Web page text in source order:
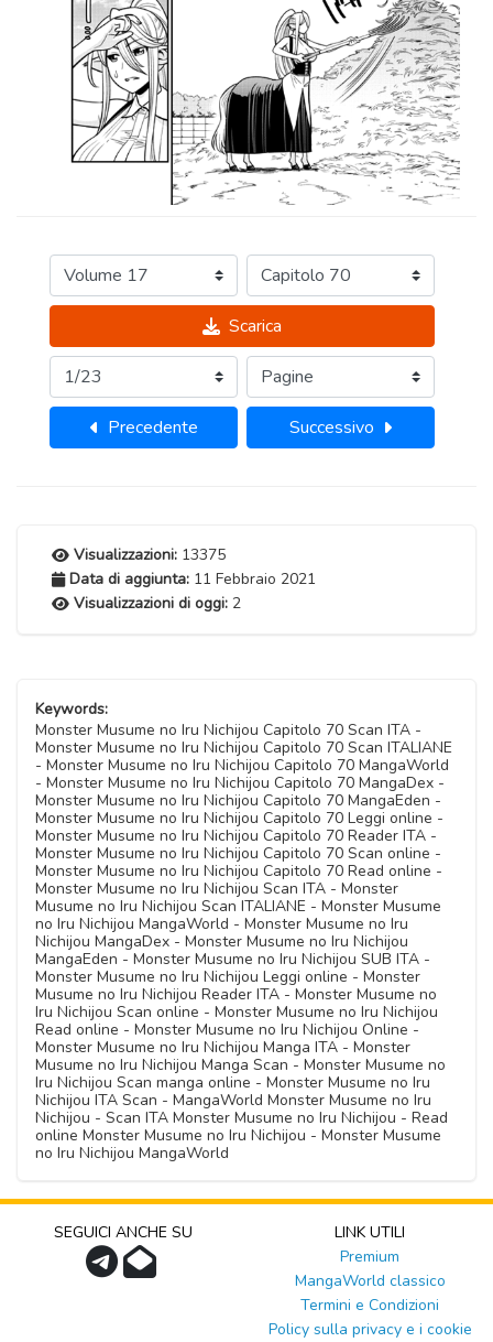
Scarica
Precedente Successivo
Visualizzazioni: 13375
Data di aggiunta: 11 Febbraio 2021
Visualizzazioni di oggi: 2
Keywords:
Monster Musume no Iru Nichijou Capitolo 70 Scan ITA -
Monster Musume no Iru Nichijou Capitolo 70 Scan ITALIANE
- Monster Musume no Iru Nichijou Capitolo 70 MangaWorld
- Monster Musume no Iru Nichijou Capitolo 70 MangaDex -
Monster Musume no Iru Nichijou Capitolo 70 MangaEden -
Monster Musume no Iru Nichijou Capitolo 70 Leggi online -
Monster Musume no Iru Nichijou Capitolo 70 Reader ITA -
Monster Musume no Iru Nichijou Capitolo 70 Scan online -
Monster Musume no Iru Nichijou Capitolo 70 Read online -
Monster Musume no Iru Nichijou Scan ITA - Monster
Musume no Iru Nichijou Scan ITALIANE - Monster Musume
no Iru Nichijou MangaWorld - Monster Musume no Iru
Nichijou MangaDex - Monster Musume no Iru Nichijou
MangaEden - Monster Musume no Iru Nichijou SUB ITA -
Monster Musume no Iru Nichijou Leggi online - Monster
Musume no Iru Nichijou Reader ITA - Monster Musume no
Iru Nichijou Scan online - Monster Musume no Iru Nichijou
Read online - Monster Musume no Iru Nichijou Online -
Monster Musume no Iru Nichijou Manga ITA - Monster
Musume no Iru Nichijou Manga Scan - Monster Musume no
Iru Nichijou Scan manga online - Monster Musume no Iru
Nichijou ITA Scan - MangaWorld Monster Musume no Iru
Nichijou - Scan ITA Monster Musume no Iru Nichijou - Read
online Monster Musume no Iru Nichijou - Monster Musume
no Iru Nichijou MangaWorld
SEGUICI ANCHE SU
LINK UTILI
Premium
MangaWorld classico
Termini e Condizioni
Policy sulla privacy e i cookie